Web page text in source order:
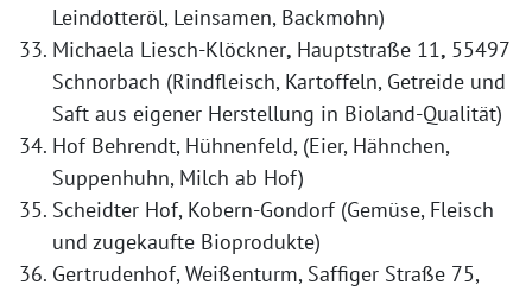
Leindotteröl, Leinsamen, Backmohn)
Michaela Liesch-Klöckner, Hauptstraße 11, 55497
Schnorbach (Rindfleisch, Kartoffeln, Getreide und
Saft aus eigener Herstellung in Bioland-Qualität)
Hof Behrendt, Hühnenfeld, (Eier, Hähnchen,
Suppenhuhn, Milch ab Hof)
Scheidter Hof, Kobern-Gondorf (Gemüse, Fleisch
und zugekaufte Bioprodukte)
Gertrudenhof, Weißenturm, Saffiger Straße 75,